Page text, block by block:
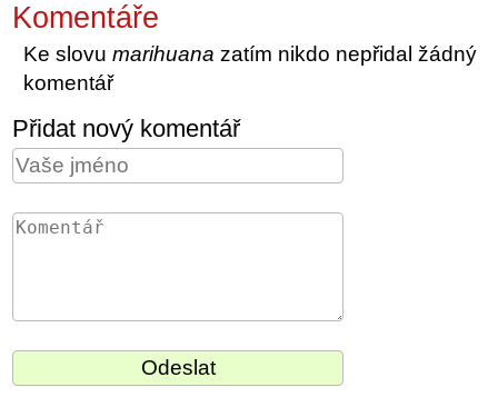
Komentáře
Ke slovumarihuana zatím nikdo nepřidal žádný
komentář
Přidat nový komentář